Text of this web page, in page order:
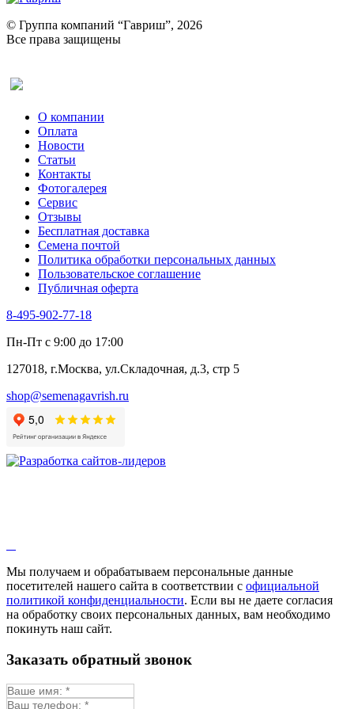
Ревень
Рукола
Рута
Тмин
Трава для чая
Туласи
Укроп
Фенхель пряный
Хризантема овощная
Цикорий пряный
Цикорий салатный (Витлуф)
Черемша
Шпинат
Щавель
Эндивий
Эстрагон
Алтей
Анис
Бессмертник
Валериана
Валерианелла
Гибискус лекарственный
Девясил
Душица
Змееголовник
Мыльнянка
Мята
Овсяный корень
Огуречная трава
Пустырник
Репешок
Синюха
© Группа компаний “Гавриш”, 2026
Все права защищены
О компании
Оплата
Новости
Статьи
Контакты
Фотогалерея​
Сервис
Отзывы
Бесплатная доставка
Семена почтой
Политика обработки персональных данных
Пользовательское соглашение
Публичная оферта
8-495-902-77-18
Пн-Пт с 9:00 до 17:00
127018, г.Москва, ул.Складочная, д.3, стр 5
shop@semenagavrish.ru
Мы получаем и обрабатываем персональные данные
посетителей нашего сайта в соответствии с официальной
политикой конфиденциальности. Если вы не даете согласия
на обработку своих персональных данных, вам необходимо
покинуть наш сайт.
Заказать обратный звонок